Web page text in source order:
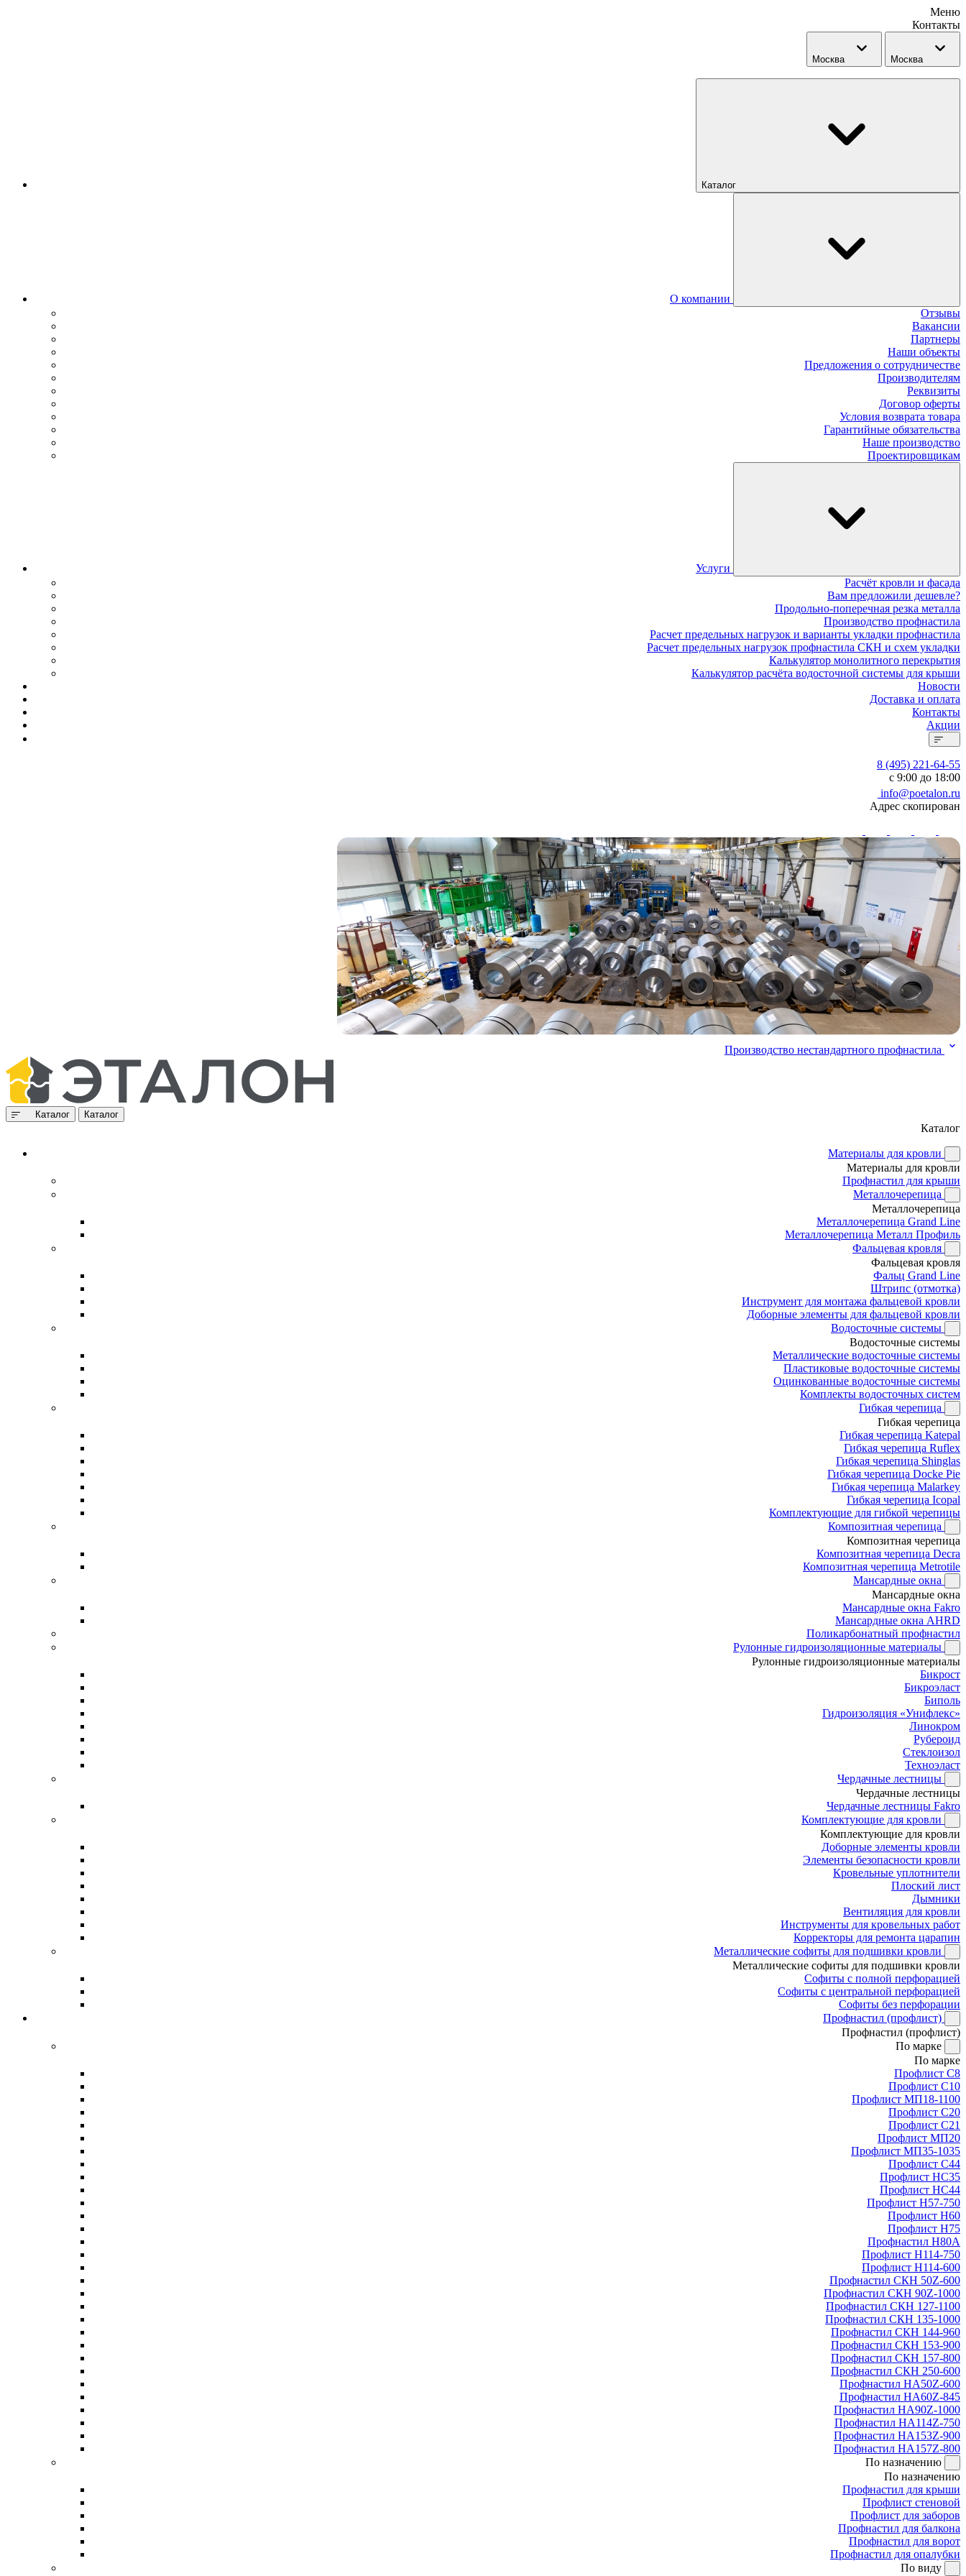
Меню
Контакты
Москва Москва
Каталог
О компании
Отзывы
Вакансии
Партнеры
Наши объекты
Предложения о сотрудничестве
Производителям
Реквизиты
Договор оферты
Условия возврата товара
Гарантийные обязательства
Наше производство
Проектировщикам
Услуги
Расчёт кровли и фасада
Вам предложили дешевле?
Продольно-поперечная резка металла
Производство профнастила
Расчет предельных нагрузок и варианты укладки профнастила
Расчет предельных нагрузок профнастила СКН и схем укладки
Калькулятор монолитного перекрытия
Калькулятор расчёта водосточной системы для крыши
Новости
Доставка и оплата
Контакты
Акции
8 (495) 221-64-55
с 9:00 до 18:00
info@poetalon.ru
Адрес скопирован
Производство нестандартного профнастила
Каталог Каталог
Каталог
Материалы для кровли
Материалы для кровли
Профнастил для крыши
Металлочерепица
Металлочерепица
Металлочерепица Grand Line
Металлочерепица Металл Профиль
Фальцевая кровля
Фальцевая кровля
Фальц Grand Line
Штрипс (отмотка)
Инструмент для монтажа фальцевой кровли
Доборные элементы для фальцевой кровли
Водосточные системы
Водосточные системы
Металлические водосточные системы
Пластиковые водосточные системы
Оцинкованные водосточные системы
Комплекты водосточных систем
Гибкая черепица
Гибкая черепица
Гибкая черепица Katepal
Гибкая черепица Ruflex
Гибкая черепица Shinglas
Гибкая черепица Docke Pie
Гибкая черепица Malarkey
Гибкая черепица Icopal
Комплектующие для гибкой черепицы
Композитная черепица
Композитная черепица
Композитная черепица Decra
Композитная черепица Metrotile
Мансардные окна
Мансардные окна
Мансардные окна Fakro
Мансардные окна AHRD
Поликарбонатный профнастил
Рулонные гидроизоляционные материалы
Рулонные гидроизоляционные материалы
Бикрост
Бикроэласт
Биполь
Гидроизоляция «Унифлекс»
Линокром
Рубероид
Стеклоизол
Техноэласт
Чердачные лестницы
Чердачные лестницы
Чердачные лестницы Fakro
Комплектующие для кровли
Комплектующие для кровли
Доборные элементы кровли
Элементы безопасности кровли
Кровельные уплотнители
Плоский лист
Дымники
Вентиляция для кровли
Инструменты для кровельных работ
Корректоры для ремонта царапин
Металлические софиты для подшивки кровли
Металлические софиты для подшивки кровли
Софиты с полной перфорацией
Софиты с центральной перфорацией
Софиты без перфорации
Профнастил (профлист)
Профнастил (профлист)
По марке
По марке
Профлист С8
Профлист С10
Профлист МП18-1100
Профлист С20
Профлист С21
Профлист МП20
Профлист МП35-1035
Профлист С44
Профлист НС35
Профлист НС44
Профлист Н57-750
Профлист Н60
Профлист Н75
Профнастил Н80А
Профлист Н114-750
Профлист Н114-600
Профнастил СКН 50Z-600
Профнастил СКН 90Z-1000
Профнастил СКН 127-1100
Профнастил СКН 135-1000
Профнастил СКН 144-960
Профнастил СКН 153-900
Профнастил СКН 157-800
Профнастил СКН 250-600
Профнастил НА50Z-600
Профнастил НА60Z-845
Профнастил НА90Z-1000
Профнастил НА114Z-750
Профнастил НА153Z-900
Профнастил НА157Z-800
По назначению
По назначению
Профнастил для крыши
Профлист стеновой
Профлист для заборов
Профнастил для балкона
Профнастил для ворот
Профнастил для опалубки
По виду